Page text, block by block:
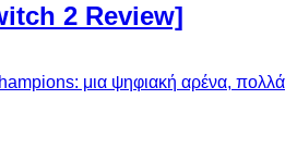
2 Review]